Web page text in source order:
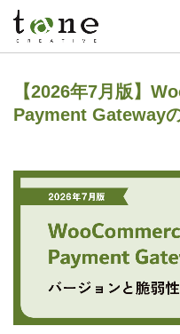
【2026年7月版】
Payment Gateway